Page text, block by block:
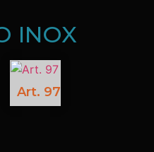
INOX
Art. 97